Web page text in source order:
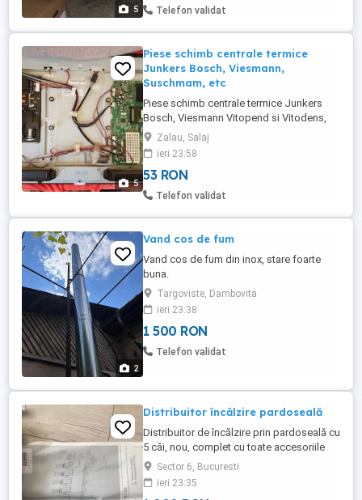
5 Telefon validat
5
Piese schimb centrale termice
Junkers Bosch, Viesmann,
Suschmam, etc
Piese schimb centrale termice Junkers
Bosch, Viesmann Vitopend si Vitodens,
Suschmann, detalii la telefon sau watt
app, predare in Zalau.
Zalau, Salaj
ieri 23:58
53 RON
Telefon validat
2
Vand cos de fum
Vand cos de fum din inox, stare foarte
buna.
Targoviste, Dambovita
ieri 23:38
1 500 RON
Telefon validat
Distribuitor încălzire pardoseală
Distribuitor de încălzire prin pardoseală cu
5 căi, nou, complet cu toate accesoriile
necesare pentru instalare. Acest
distribuitor asigură o distribuție uniformă
a căldurii în încăperile tale, oferind un
Sector 6, Bucuresti
ieri 23:35